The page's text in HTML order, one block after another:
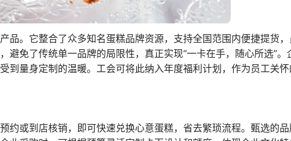
品。它整合了众多知名蛋糕品牌资源，支持全国范围内便捷提货
避免了传统单一品牌的局限性，真正实现“一卡在手，随心所选”
到量身定制的温暖。工会可将此纳入年度福利计划，作为员工关怀
约或到店核销，即可快速兑换心意蛋糕，省去繁琐流程。甄选的品